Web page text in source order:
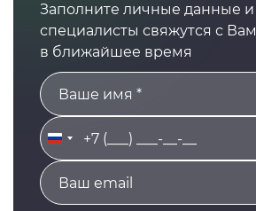
Заполните личные данные
специалисты свяжутся с
в ближайшее время
Russia
+7